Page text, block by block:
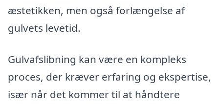
æstetikken, men også forlængelse af
gulvets levetid.
Gulvafslibning kan være en kompleks
proces, der kræver erfaring og ekspertise,
især når det kommer til at håndtere